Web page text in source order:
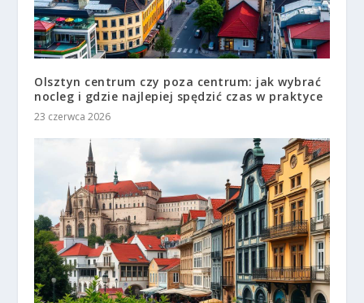
Olsztyn centrum czy poza centrum: jak wybrać
nocleg i gdzie najlepiej spędzić czas w praktyce
23 czerwca 2026